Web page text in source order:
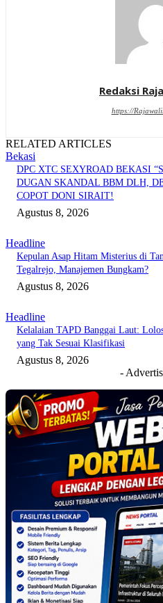
Redaksi
https://
RELATED ARTICLES
Bekasi
DPC XTC SEXYROAD BEKASI
DUGAN SKANDAL BBM DLH,
COPOT DONI SIRAIT!
Agustus 8, 2026
Headline
Kepulan Asap Hitam Misterius di
Tegalrejo, Manajemen Bungkam?
Agustus 8, 2026
Headline
Kelalaian TAPD Banggai Laut:
yang Tak Sesuai Klasifikasi
Agustus 8, 2026
-